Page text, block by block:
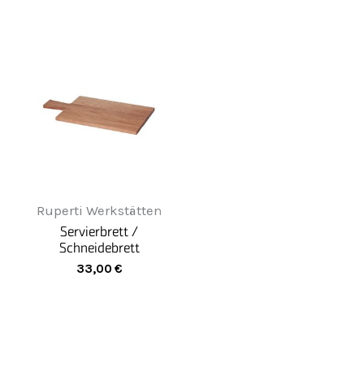
Ruperti Werkstätten
Servierbrett /
Schneidebrett
33,00 €